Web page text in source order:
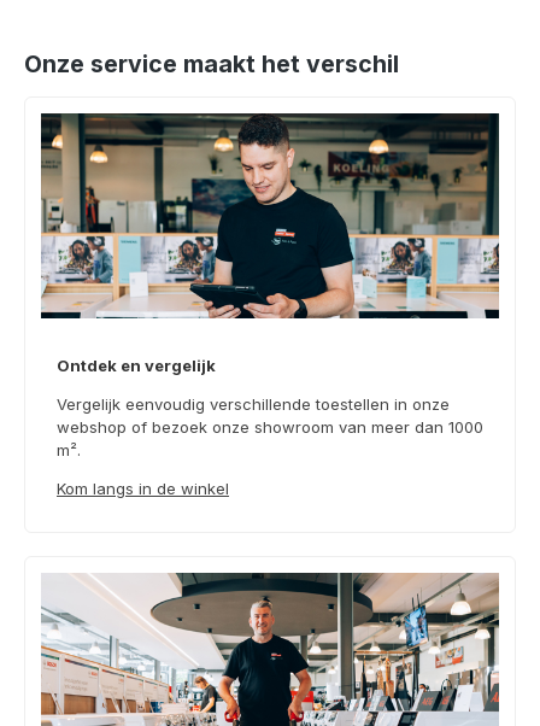
Onze service maakt het verschil
Ontdek en vergelijk
Vergelijk eenvoudig verschillende toestellen in onze
webshop of bezoek onze showroom van meer dan 1000
m².
Kom langs in de winkel